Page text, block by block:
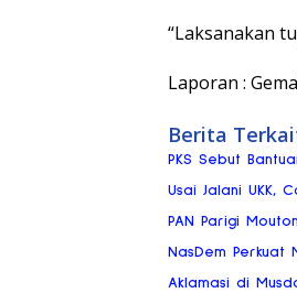
“Laksanakan
Laporan :
Berita
PKS Sebut
Usai Jalani UKK,
PAN Parigi
NasDem Perkuat
Aklamasi di